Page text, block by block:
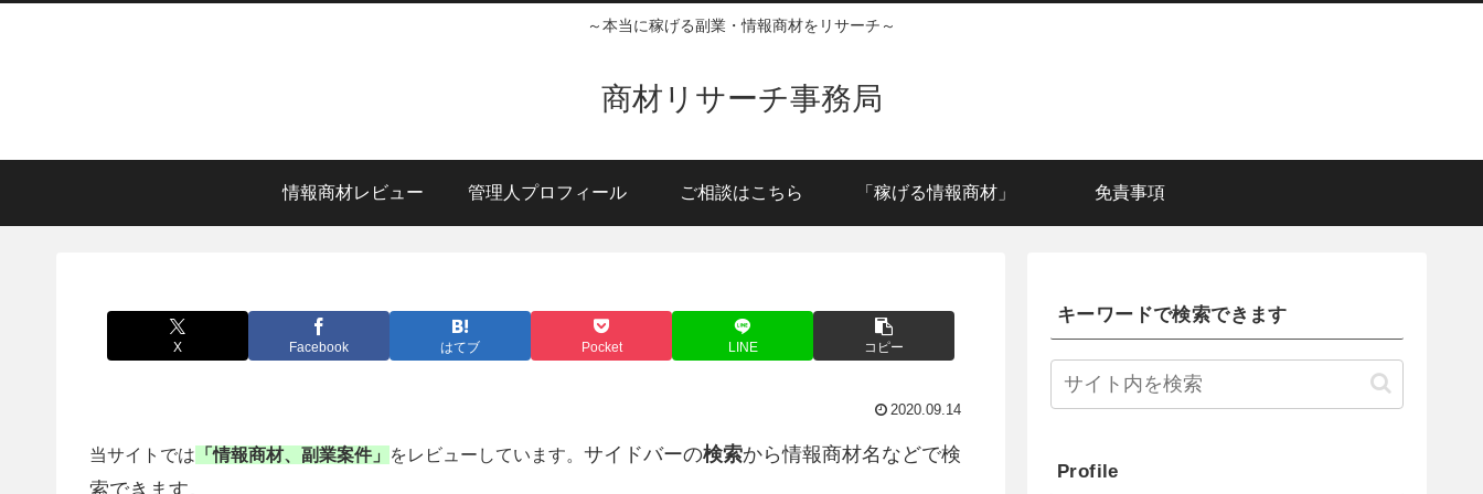
～本当に稼げる副業・情報商材をリサーチ～
商材リサーチ事務局
情報商材レビュー 管理人プロフィール ご相談はこちら 「稼げる情報商材」 免責事項
X Facebook はてブ Pocket LINE コピー
2020.09.14
当サイトでは 「情報商材、副業案件」 をレビューしています。 サイドバーの検索から情報商材名などで検
索できます。
キーワードで検索できます
Profile